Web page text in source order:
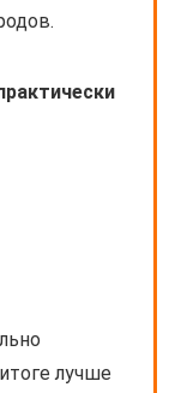
лучше